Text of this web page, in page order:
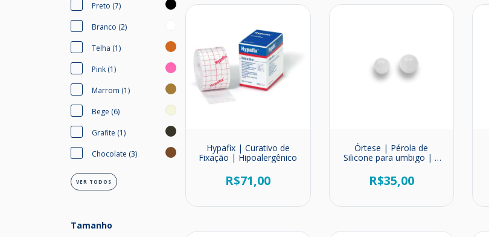
Preto (7)
Branco (2)
Telha (1)
Pink (1)
Marrom (1)
Bege (6)
Grafite (1)
Chocolate (3)
VER TODOS
Tamanho
Hypafix | Curativo de
Fixação | Hipoalergênico
R$71,00
Órtese | Pérola de
Silicone para umbigo | 2
R$35,00